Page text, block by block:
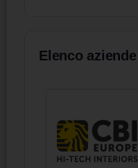
Elenco aziende